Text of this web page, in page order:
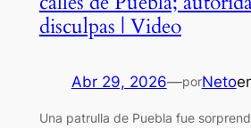
disculpas | Video
Abr 29, 2026—porNeto
Una patrulla de Puebla fue